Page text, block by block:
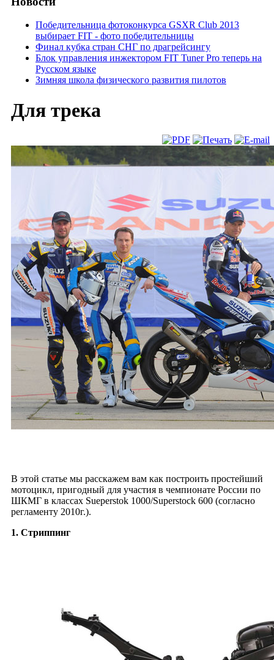
Победительница фотоконкурса GSXR Club 2013
выбирает FIT - фото победительницы
Финал кубка стран СНГ по драгрейсингу
Блок управления инжектором FIT Tuner Pro теперь на
Русском языке
Зимняя школа физического развития пилотов
Для трека
В этой статье мы расскажем вам как построить простейший
мотоцикл, пригодный для участия в чемпионате России по
ШКМГ в классах Sueperstok 1000/Superstock 600 (согласно
регламенту 2010г.).
1. Стриппинг